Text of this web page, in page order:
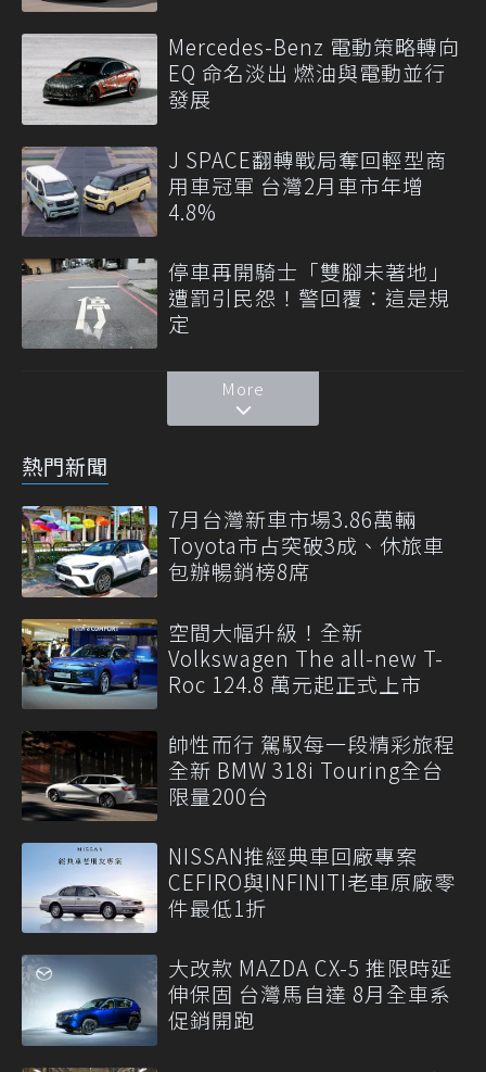
Mercedes-Benz 電動策略轉向
EQ 命名淡出 燃油與電動並行
發展
J SPACE翻轉戰局奪回輕型商
用車冠軍 台灣2月車市年增
4.8%
停車再開騎士「雙腳未著地」
遭罰引民怨！警回覆：這是規
定
More
熱門新聞
7月台灣新車市場3.86萬輛
Toyota市占突破3成、休旅車
包辦暢銷榜8席
空間大幅升級！全新
Volkswagen The all-new T-
Roc 124.8 萬元起正式上市
帥性而行 駕馭每一段精彩旅程
全新 BMW 318i Touring全台
限量200台
NISSAN推經典車回廠專案
CEFIRO與INFINITI老車原廠零
件最低1折
大改款 MAZDA CX-5 推限時延
伸保固 台灣馬自達 8月全車系
促銷開跑